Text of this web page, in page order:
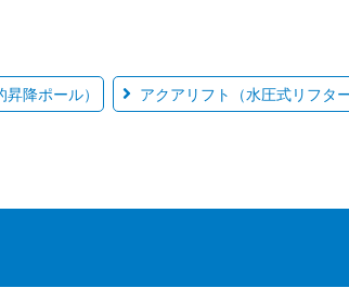
降ポール） アクアリフト（水圧式リフタ